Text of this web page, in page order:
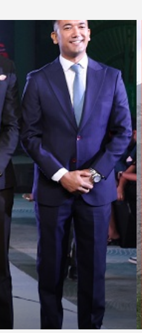
सडक प्रभावित, यी